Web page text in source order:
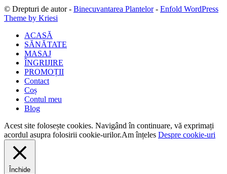
© Drepturi de autor - Binecuvantarea Plantelor- Enfold WordPress
Theme by Kriesi
ACASĂ
SĂNĂTATE
MASAJ
ÎNGRIJIRE
PROMOȚII
Contact
Coș
Contul meu
Blog
Acest site folosește cookies. Navigând în continuare, vă exprimați
acordul asupra folosirii cookie-urilor.Am înțeles Despre cookie-uri
Închide